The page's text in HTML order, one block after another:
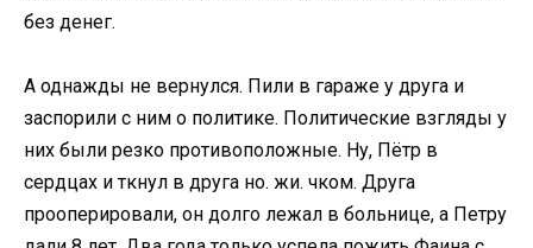
без денег.
А однажды не вернулся. Пили в гараже у друга и
заспорили с ним о политике. Политические взгляды у
них были резко противоположные. Ну, Пётр в
сердцах и ткнул в друга но. жи. чком. Друга
прооперировали, он долго лежал в больнице, а Петру